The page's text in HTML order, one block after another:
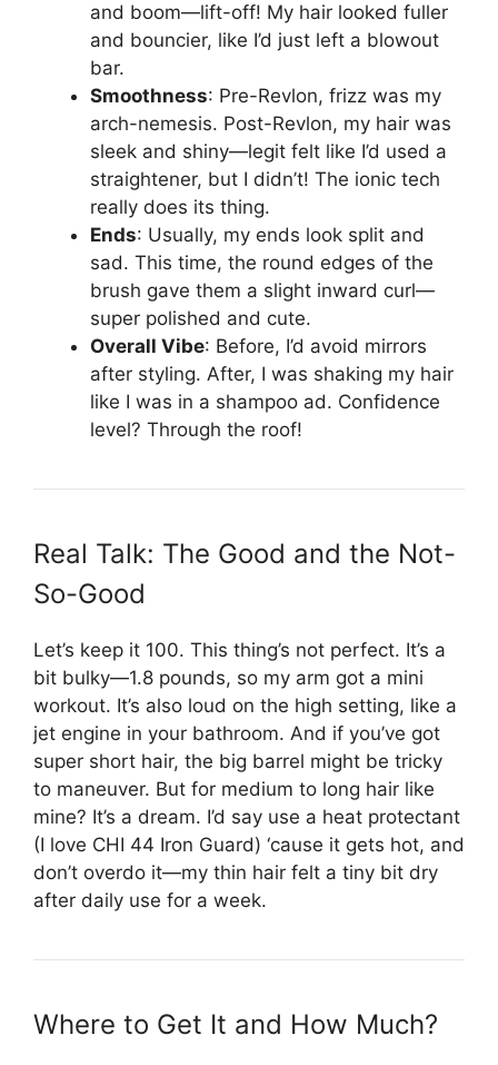
and boom—lift-off! My hair looked fuller
and bouncier, like I’d just left a blowout
bar.
Smoothness: Pre-Revlon, frizz was my
arch-nemesis. Post-Revlon, my hair was
sleek and shiny—legit felt like I’d used a
straightener, but I didn’t! The ionic tech
really does its thing.
Ends: Usually, my ends look split and
sad. This time, the round edges of the
brush gave them a slight inward curl—
super polished and cute.
Overall Vibe: Before, I’d avoid mirrors
after styling. After, I was shaking my hair
like I was in a shampoo ad. Confidence
level? Through the roof!
Real Talk: The Good and the Not-
So-Good
Let’s keep it 100. This thing’s not perfect. It’s a
bit bulky—1.8 pounds, so my arm got a mini
workout. It’s also loud on the high setting, like a
jet engine in your bathroom. And if you’ve got
super short hair, the big barrel might be tricky
to maneuver. But for medium to long hair like
mine? It’s a dream. I’d say use a heat protectant
(I love CHI 44 Iron Guard) ‘cause it gets hot, and
don’t overdo it—my thin hair felt a tiny bit dry
after daily use for a week.
Where to Get It and How Much?